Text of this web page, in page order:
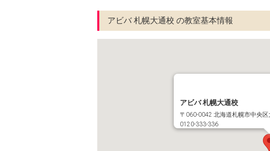
アビバ 札幌大通校 の教室基本情報
アビバ 札幌大通校
〒060-0042 北海道札幌市中央
0120-333-336